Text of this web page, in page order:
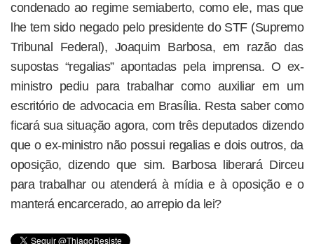
condenado ao regime semiaberto, como ele, mas que
lhe tem sido negado pelo presidente do STF (Supremo
Tribunal Federal), Joaquim Barbosa, em razão das
supostas “regalias” apontadas pela imprensa. O ex-
ministro pediu para trabalhar como auxiliar em um
escritório de advocacia em Brasília. Resta saber como
ficará sua situação agora, com três deputados dizendo
que o ex-ministro não possui regalias e dois outros, da
oposição, dizendo que sim. Barbosa liberará Dirceu
para trabalhar ou atenderá à mídia e à oposição e o
manterá encarcerado, ao arrepio da lei?